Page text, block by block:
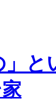
」